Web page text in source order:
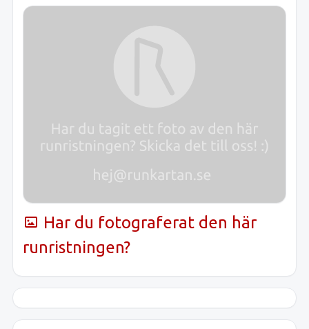
Har du fotograferat den här
runristningen?